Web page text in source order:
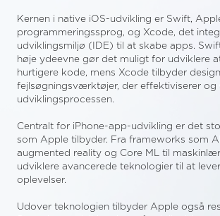
Kernen i native iOS-udvikling er Swift,
programmeringssprog, og Xcode, det
udviklingsmiljø (IDE) til at skabe apps.
høje ydeevne gør det muligt for udviklere
hurtigere kode, mens Xcode tilbyder
fejlsøgningsværktøjer, der effektiviserer og
udviklingsprocessen.
Centralt for iPhone-app-udvikling er det
som Apple tilbyder. Fra frameworks som
augmented reality og Core ML til
udviklere avancerede teknologier til at
oplevelser.
Udover teknologien tilbyder Apple også